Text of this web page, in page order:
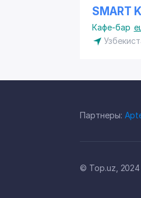
SMART
Кафе-бар
Партнеры:
© Top.uz, 2024